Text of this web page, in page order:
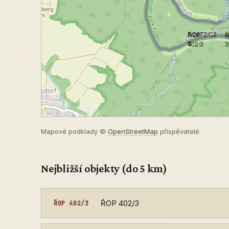
5/2072/C2
S
ŘOP
402/3
Mapové podklady © OpenStreetMap přispěvatelé
Nejbližší objekty (do 5 km)
ŘOP 402/3 ŘOP 402/3